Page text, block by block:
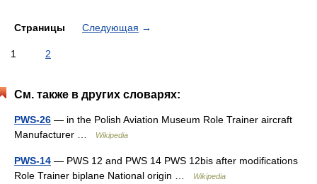
Страницы Следующая →
1 2
См. также в других словарях:
PWS-26 — in the Polish Aviation Museum Role Trainer aircraft
Manufacturer …
Wikipedia
PWS-14 — PWS 12 and PWS 14 PWS 12bis after modifications
Role Trainer biplane National origin …
Wikipedia